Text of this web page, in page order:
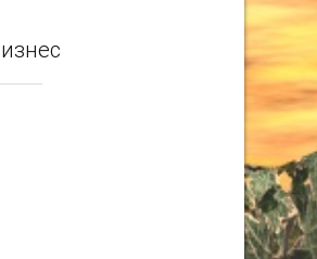
можно сделать с хорошим
полезен никому, кроме того,